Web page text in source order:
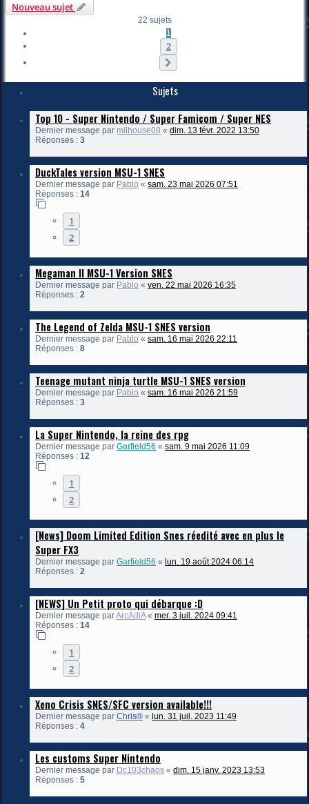
Nouveau sujet
22 sujets
1
2
Sujets
Top 10 - Super Nintendo / Super Famicom / Super NES
Dernier message par milhouse08 « dim. 13 févr. 2022 13:50
Réponses : 3
DuckTales version MSU-1 SNES
Dernier message par Pablo « sam. 23 mai 2026 07:51
Réponses : 14
1
2
Megaman II MSU-1 Version SNES
Dernier message par Pablo « ven. 22 mai 2026 16:35
Réponses : 2
The Legend of Zelda MSU-1 SNES version
Dernier message par Pablo « sam. 16 mai 2026 22:11
Réponses : 8
Teenage mutant ninja turtle MSU-1 SNES version
Dernier message par Pablo « sam. 16 mai 2026 21:59
Réponses : 3
La Super Nintendo, la reine des rpg
Dernier message par Garfield56 « sam. 9 mai 2026 11:09
Réponses : 12
1
2
[News] Doom Limited Edition Snes réedité avec en plus le
Super FX3
Dernier message par Garfield56 « lun. 19 août 2024 06:14
Réponses : 2
[NEWS] Un Petit proto qui débarque :D
Dernier message parArcAdiA« mer. 3 juil. 2024 09:41
Réponses : 14
1
2
Xeno Crisis SNES/SFC version available!!!
Dernier message par Chris® « lun. 31 juil. 2023 11:49
Réponses : 4
Les customs Super Nintendo
Dernier message par Dc103chaos « dim. 15 janv. 2023 13:53
Réponses : 5